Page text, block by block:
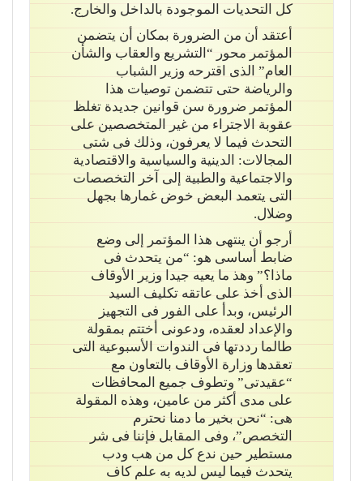
كل التحديات الموجودة بالداخل والخارج.
أعتقد أن من الضرورة بمكان أن يتضمن
المؤتمر محور “التشريع والعقاب والشأن
العام” الذى اقترحه وزير الشباب
والرياضة حتى تتضمن توصيات هذا
المؤتمر ضرورة سن قوانين جديدة تغلظ
عقوبة الاجتراء من غير المتخصصين على
التحدث فيما لا يعرفون، وذلك فى شتى
المجالات: الدينية والسياسية والاقتصادية
والاجتماعية والطبية إلى آخر التخصصات
التى يتعمد البعض خوض غمارها بجهل
وضلال.
أرجو أن ينتهى هذا المؤتمر إلى وضع
ضابط أساسى هو: “من يتحدث فى
ماذا؟” وهذ ما يعيه جيدا وزير الأوقاف
الذى أخذ على عاتقه تكليف السيد
الرئيس، وبدأ على الفور فى التجهيز
والإعداد لعقده، ودعونى أختتم بمقولة
طالما رددتها فى الندوات الأسبوعية التى
تعقدها وزارة الأوقاف بالتعاون مع
“عقيدتى” وتطوف جميع المحافظات
على مدى أكثر من عامين، وهذه المقولة
هى: “نحن بخير ما دمنا نحترم
التخصص”، وفى المقابل فإننا فى شر
مستطير حين ندع كل من هب ودب
يتحدث فيما ليس لديه به علم كاف